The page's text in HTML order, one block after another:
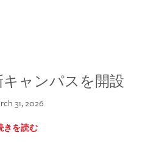
キャンパスを開設
31, 2026
きを読む